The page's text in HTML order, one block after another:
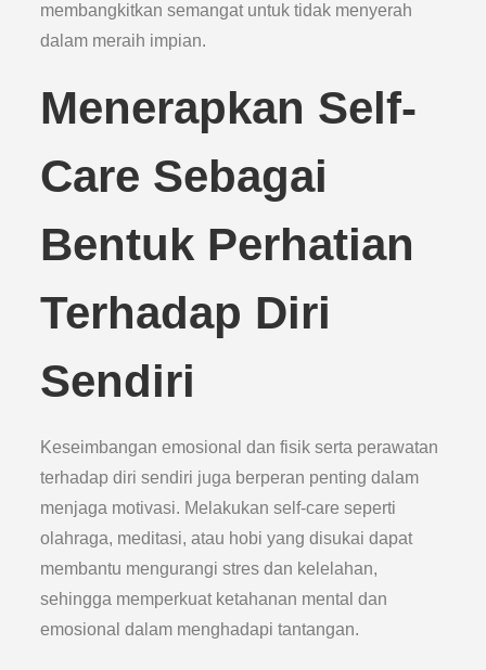
membangkitkan semangat untuk tidak menyerah
dalam meraih impian.
Menerapkan Self-
Care Sebagai
Bentuk Perhatian
Terhadap Diri
Sendiri
Keseimbangan emosional dan fisik serta perawatan
terhadap diri sendiri juga berperan penting dalam
menjaga motivasi. Melakukan self-care seperti
olahraga, meditasi, atau hobi yang disukai dapat
membantu mengurangi stres dan kelelahan,
sehingga memperkuat ketahanan mental dan
emosional dalam menghadapi tantangan.